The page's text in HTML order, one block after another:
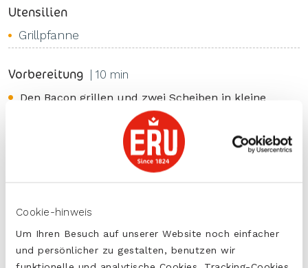
Cookie-hinweis
Um Ihren Besuch auf unserer Website noch einfacher
und persönlicher zu gestalten, benutzen wir
Utensilien
Grillpfanne
Vorbereitung | 10 min
Den Bacon grillen und zwei Scheiben in kleine
Stückchen schneiden. Den Rest zur Seite legen.
Eine halbe Zwiebel sehr fein und die andere Hälfte
Die Stückchen Bacon, die fein geschnittene Zwiebel
Gehackten mischen.
Alles gut durchkneten und vier Hamburger formen.
Den Salat waschen und die Blätter in dünne